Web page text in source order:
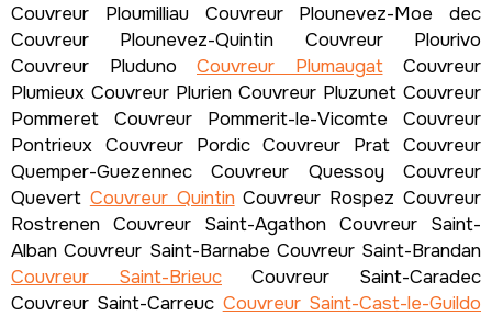
Couvreur Ploumilliau Couvreur Plounevez-Moe dec
Couvreur Plounevez-Quintin Couvreur Plourivo
Couvreur Pluduno Couvreur PlumaugatCouvreur
Plumieux Couvreur Plurien Couvreur Pluzunet Couvreur
Pommeret Couvreur Pommerit-le-Vicomte Couvreur
Pontrieux Couvreur Pordic Couvreur Prat Couvreur
Quemper-Guezennec Couvreur Quessoy Couvreur
Quevert Couvreur QuintinCouvreur Rospez Couvreur
Rostrenen Couvreur Saint-Agathon Couvreur Saint-
Alban Couvreur Saint-Barnabe Couvreur Saint-Brandan
Couvreur Saint-Brieuc Couvreur Saint-Caradec
Couvreur Saint-Carreuc Couvreur Saint-Cast-le-Guildo